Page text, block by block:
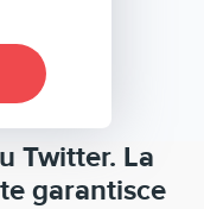
Twitter. La
garantisce